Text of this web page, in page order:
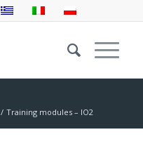
/ Training modules – IO2